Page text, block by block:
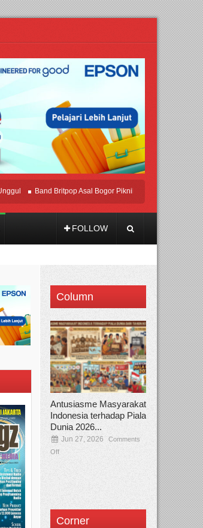
Band Britpop Asal Bogor Piknik Rilis Mini Album
FOLLOW
Column
Antusiasme Masyarakat
Indonesia terhadap Piala
Dunia 2026...
Jun 27, 2026
Comments
Off
Corner